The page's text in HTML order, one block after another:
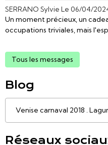
SERRANO Sylvie Le 06/04/
Un moment précieux, un
occupations triviales, mais
Tous les messages
Blog
Venise carnaval 2018 .
Réseaux